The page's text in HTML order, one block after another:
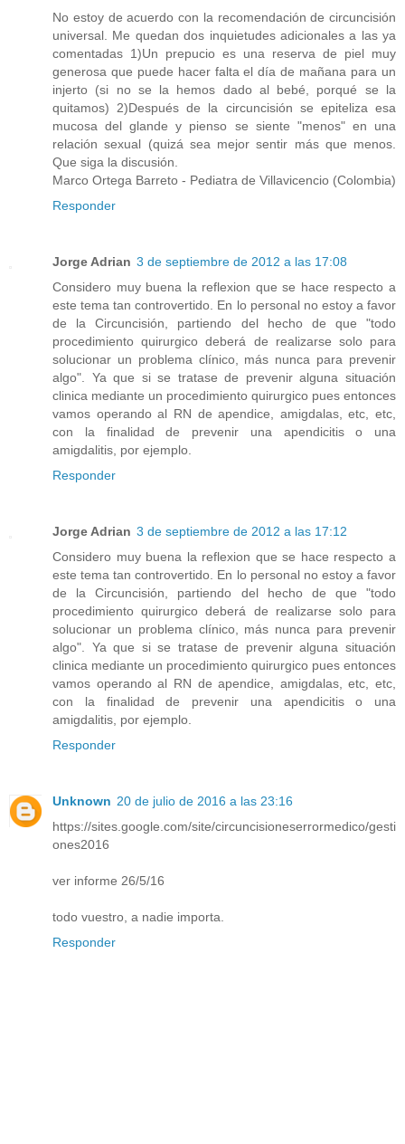
No estoy de acuerdo con la recomendación de circuncisión
universal. Me quedan dos inquietudes adicionales a las ya
comentadas 1)Un prepucio es una reserva de piel muy
generosa que puede hacer falta el día de mañana para un
injerto (si no se la hemos dado al bebé, porqué se la
quitamos) 2)Después de la circuncisión se epiteliza esa
mucosa del glande y pienso se siente "menos" en una
relación sexual (quizá sea mejor sentir más que menos.
Que siga la discusión.
Marco Ortega Barreto - Pediatra de Villavicencio (Colombia)
Responder
Jorge Adrian 3 de septiembre de 2012 a las 17:08
Considero muy buena la reflexion que se hace respecto a
este tema tan controvertido. En lo personal no estoy a favor
de la Circuncisión, partiendo del hecho de que "todo
procedimiento quirurgico deberá de realizarse solo para
solucionar un problema clínico, más nunca para prevenir
algo". Ya que si se tratase de prevenir alguna situación
clinica mediante un procedimiento quirurgico pues entonces
vamos operando al RN de apendice, amigdalas, etc, etc,
con la finalidad de prevenir una apendicitis o una
amigdalitis, por ejemplo.
Responder
Jorge Adrian 3 de septiembre de 2012 a las 17:12
Considero muy buena la reflexion que se hace respecto a
este tema tan controvertido. En lo personal no estoy a favor
de la Circuncisión, partiendo del hecho de que "todo
procedimiento quirurgico deberá de realizarse solo para
solucionar un problema clínico, más nunca para prevenir
algo". Ya que si se tratase de prevenir alguna situación
clinica mediante un procedimiento quirurgico pues entonces
vamos operando al RN de apendice, amigdalas, etc, etc,
con la finalidad de prevenir una apendicitis o una
amigdalitis, por ejemplo.
Responder
Unknown 20 de julio de 2016 a las 23:16
https://sites.google.com/site/circuncisioneserrormedico/gesti
ones2016
ver informe 26/5/16
todo vuestro, a nadie importa.
Responder